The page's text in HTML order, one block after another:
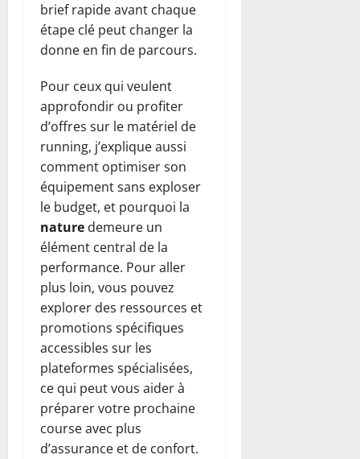
brief rapide avant chaque
étape clé peut changer la
donne en fin de parcours.
Pour ceux qui veulent
approfondir ou profiter
d’offres sur le matériel de
running, j’explique aussi
comment optimiser son
équipement sans exploser
le budget, et pourquoi la
nature demeure un
élément central de la
performance. Pour aller
plus loin, vous pouvez
explorer des ressources et
promotions spécifiques
accessibles sur les
plateformes spécialisées,
ce qui peut vous aider à
préparer votre prochaine
course avec plus
d’assurance et de confort.